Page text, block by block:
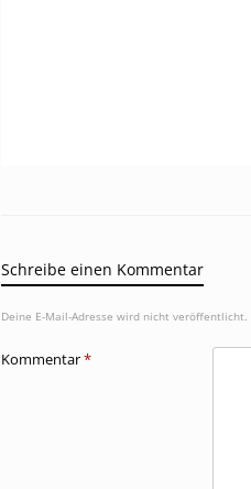
Schreibe einen Kommentar
Deine E-Mail-Adresse wird nicht veröffentlicht.
Kommentar*